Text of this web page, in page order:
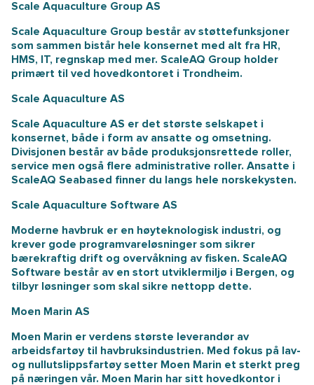
Scale Aquaculture Group AS
Scale Aquaculture Group består av støttefunksjoner
som sammen bistår hele konsernet med alt fra HR,
HMS, IT, regnskap med mer. ScaleAQ Group holder
primært til ved hovedkontoret i Trondheim.
Scale Aquaculture AS
Scale Aquaculture AS er det største selskapet i
konsernet, både i form av ansatte og omsetning.
Divisjonen består av både produksjonsrettede roller,
service men også flere administrative roller. Ansatte i
ScaleAQ Seabased finner du langs hele norskekysten.
Scale Aquaculture Software AS
Moderne havbruk er en høyteknologisk industri, og
krever gode programvareløsninger som sikrer
bærekraftig drift og overvåkning av fisken. ScaleAQ
Software består av en stort utviklermiljø i Bergen, og
tilbyr løsninger som skal sikre nettopp dette.
Moen Marin AS
Moen Marin er verdens største leverandør av
arbeidsfartøy til havbruksindustrien. Med fokus på lav-
og nullutslippsfartøy setter Moen Marin et sterkt preg
på næringen vår. Moen Marin har sitt hovedkontor i